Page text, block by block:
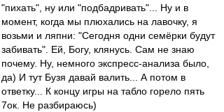
"пихать", ну или "подбадривать"... Ну и в
момент, когда мы плюхались на лавочку, я
возьми и ляпни: "Сегодня одни семёрки будут
забивать". Ей, Богу, клянусь. Сам не знаю
почему. Ну, немного экспресс-анализа было,
да) И тут Бузя давай валить... А потом в
ответку... К концу игры на табло горело пять
7ок. Не разбираюсь)